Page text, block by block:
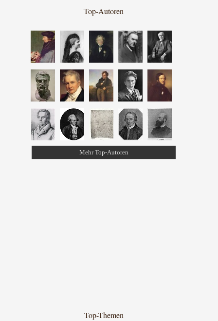
Top-Autoren
Mehr Top-Autoren
Top-Themen